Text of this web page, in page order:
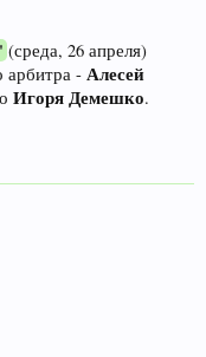
(среда, 26 апреля)
арбитра - Алесей
Игоря Демешко.